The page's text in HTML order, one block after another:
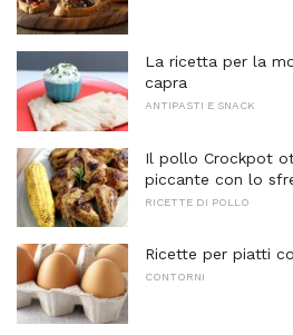
La ricetta per la
capra
ANTIPASTI E SNACK
Il pollo Crockpot
piccante con lo
RICETTE DI POLLO
Ricette per piatti
CONTORNI